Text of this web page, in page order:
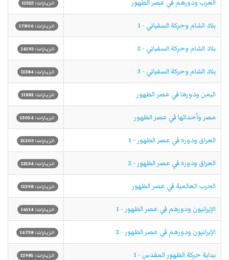
العرب ودورهم في عصر الظهور الزيارات: 11323
بلاد الشام وحركة السفياني - 1 الزيارات: 17806
بلاد الشام وحركة السفياني - 2 الزيارات: 14193
بلاد الشام وحركة السفياني - 3 الزيارات: 11384
اليمن ودورها في عصر الظهور الزيارات: 11881
مصر وأحداثها في عصر الظهور الزيارات: 13054
العراق ودوره في عصر الظهور - 1 الزيارات: 15203
العراق ودوره في عصر الظهور - 2 الزيارات: 12534
الحرب العالمية في عصر الظهور الزيارات: 11398
الإيرانيون ودورهم في عصر الظهور - 1 الزيارات: 16514
الإيرانيون ودورهم في عصر الظهور - 2 الزيارات: 14738
بداية حركة الظهور المقدس - 1 الزيارات: 12985